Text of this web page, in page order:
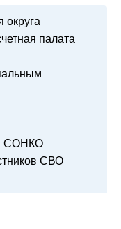
округа
палата
СОНКО
СВО